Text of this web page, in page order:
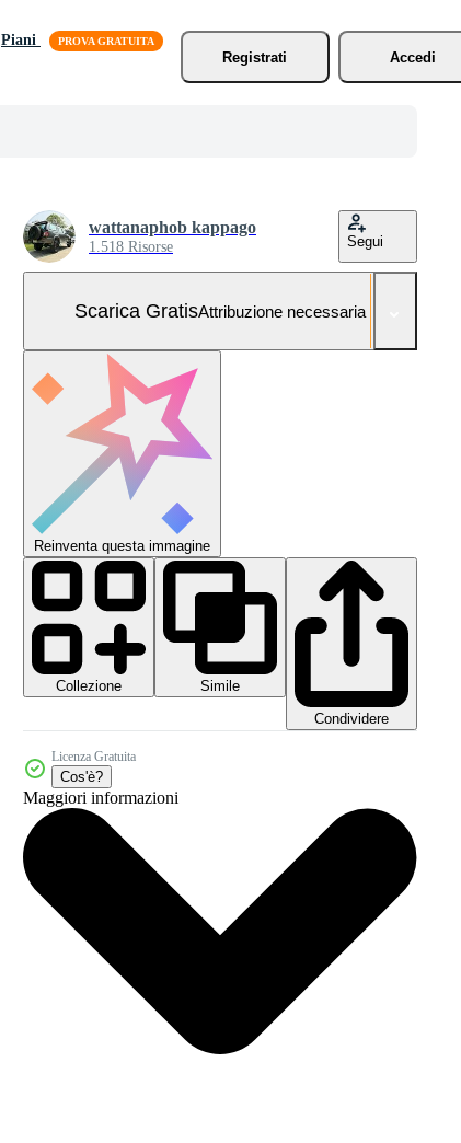
Piani
Registrati
Accedi
wattanaphob kappago
1.518 Risorse Segui
Scarica GratisAttribuzione necessaria
Reinventa questa immagine
Collezione
Simile
Condividere
Licenza Gratuita
Cos'è?
Maggiori informazioni